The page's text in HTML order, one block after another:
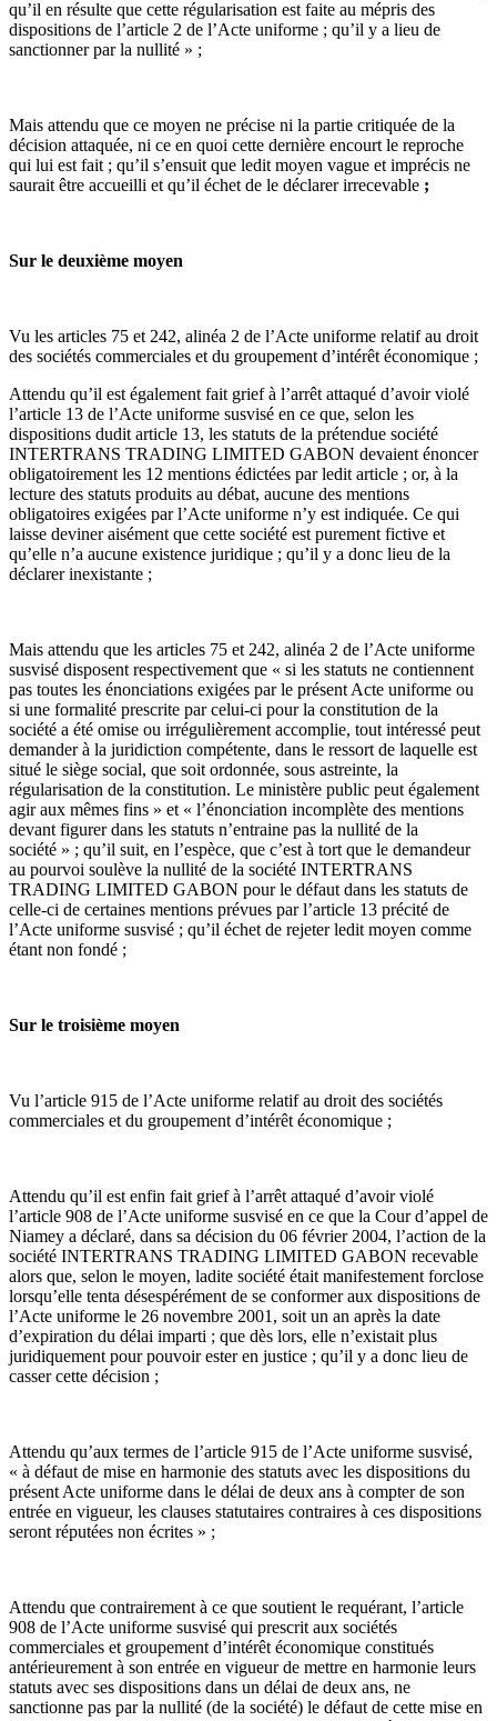
qu’il en résulte que cette régularisation est faite au mépris des
dispositions de l’article 2 de l’Acte uniforme ; qu’il y a lieu de
sanctionner par la nullité » ;
Mais attendu que ce moyen ne précise ni la partie critiquée de la
décision attaquée, ni ce en quoi cette dernière encourt le reproche
qui lui est fait ; qu’il s’ensuit que ledit moyen vague et imprécis ne
saurait être accueilli et qu’il échet de le déclarer irrecevable ;
Sur le deuxième moyen
Vu les articles 75 et 242, alinéa 2 de l’Acte uniforme relatif au droit
des sociétés commerciales et du groupement d’intérêt économique ;
Attendu qu’il est également fait grief à l’arrêt attaqué d’avoir violé
l’article 13 de l’Acte uniforme susvisé en ce que, selon les
dispositions dudit article 13, les statuts de la prétendue société
INTERTRANS TRADING LIMITED GABON devaient énoncer
obligatoirement les 12 mentions édictées par ledit article ; or, à la
lecture des statuts produits au débat, aucune des mentions
obligatoires exigées par l’Acte uniforme n’y est indiquée. Ce qui
laisse deviner aisément que cette société est purement fictive et
qu’elle n’a aucune existence juridique ; qu’il y a donc lieu de la
déclarer inexistante ;
Mais attendu que les articles 75 et 242, alinéa 2 de l’Acte uniforme
susvisé disposent respectivement que « si les statuts ne contiennent
pas toutes les énonciations exigées par le présent Acte uniforme ou
si une formalité prescrite par celui-ci pour la constitution de la
société a été omise ou irrégulièrement accomplie, tout intéressé peut
demander à la juridiction compétente, dans le ressort de laquelle est
situé le siège social, que soit ordonnée, sous astreinte, la
régularisation de la constitution. Le ministère public peut également
agir aux mêmes fins » et « l’énonciation incomplète des mentions
devant figurer dans les statuts n’entraine pas la nullité de la
société » ; qu’il suit, en l’espèce, que c’est à tort que le demandeur
au pourvoi soulève la nullité de la société INTERTRANS
TRADING LIMITED GABON pour le défaut dans les statuts de
celle-ci de certaines mentions prévues par l’article 13 précité de
l’Acte uniforme susvisé ; qu’il échet de rejeter ledit moyen comme
étant non fondé ;
Sur le troisième moyen
Vu l’article 915 de l’Acte uniforme relatif au droit des sociétés
commerciales et du groupement d’intérêt économique ;
Attendu qu’il est enfin fait grief à l’arrêt attaqué d’avoir violé
l’article 908 de l’Acte uniforme susvisé en ce que la Cour d’appel de
Niamey a déclaré, dans sa décision du 06 février 2004, l’action de la
société INTERTRANS TRADING LIMITED GABON recevable
alors que, selon le moyen, ladite société était manifestement forclose
lorsqu’elle tenta désespérément de se conformer aux dispositions de
l’Acte uniforme le 26 novembre 2001, soit un an après la date
d’expiration du délai imparti ; que dès lors, elle n’existait plus
juridiquement pour pouvoir ester en justice ; qu’il y a donc lieu de
casser cette décision ;
Attendu qu’aux termes de l’article 915 de l’Acte uniforme susvisé,
« à défaut de mise en harmonie des statuts avec les dispositions du
présent Acte uniforme dans le délai de deux ans à compter de son
entrée en vigueur, les clauses statutaires contraires à ces dispositions
seront réputées non écrites » ;
Attendu que contrairement à ce que soutient le requérant, l’article
908 de l’Acte uniforme susvisé qui prescrit aux sociétés
commerciales et groupement d’intérêt économique constitués
antérieurement à son entrée en vigueur de mettre en harmonie leurs
statuts avec ses dispositions dans un délai de deux ans, ne
sanctionne pas par la nullité (de la société) le défaut de cette mise en